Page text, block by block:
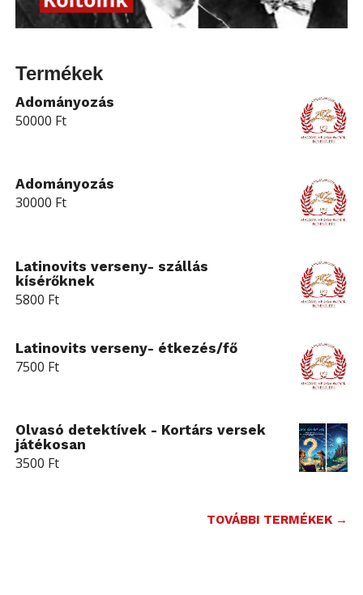
Termékek
Adományozás
50000 Ft
Adományozás
30000 Ft
Latinovits verseny- szállás
kísérőknek
5800 Ft
Latinovits verseny- étkezés/fő
7500 Ft
Olvasó detektívek - Kortárs versek
játékosan
3500 Ft
TOVÁBBI TERMÉKEK →